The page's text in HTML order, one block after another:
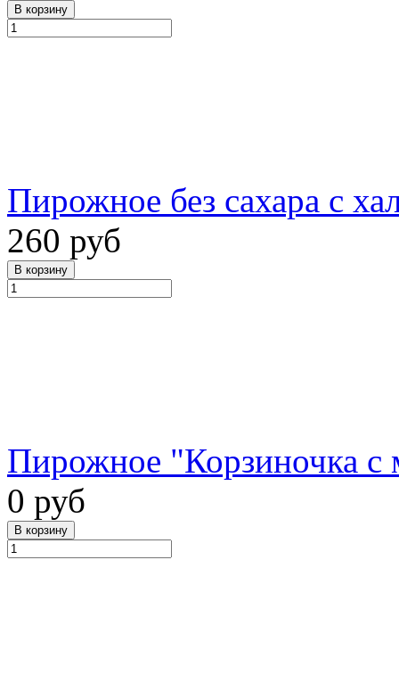
Пирожное без сахара с
260 руб
Пирожное "Корзиночка с
0 руб